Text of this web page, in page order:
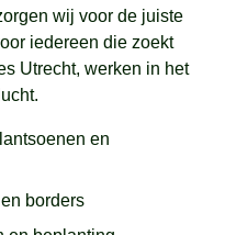
wij voor de juiste
iedereen die zoekt
Utrecht, werken in het
en
borders